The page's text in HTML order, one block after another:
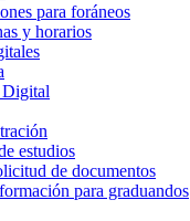
para foráneos
y horarios
Digital
estudios
de documentos
para graduandos